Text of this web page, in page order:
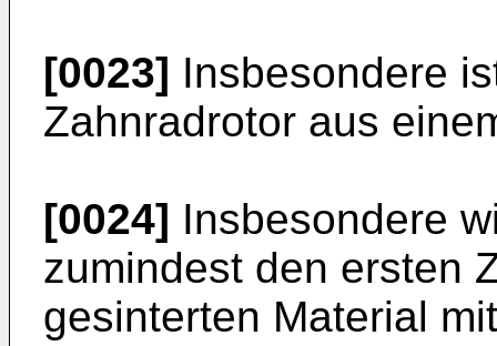
[0023] Insbesondere
Zahnradrotor aus
[0024] Insbesondere
zumindest den ersten
gesinterten Material